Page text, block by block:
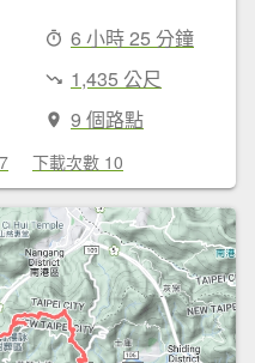
6 小時 25 分鐘
1,435 公尺
9 個路點
下載次數 10